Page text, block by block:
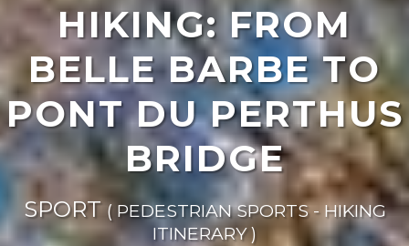
HIKING: FROM
BELLE BARBE TO
PONT DU PERTHUS
BRIDGE
SPORT( PEDESTRIAN SPORTS - HIKING
ITINERARY )